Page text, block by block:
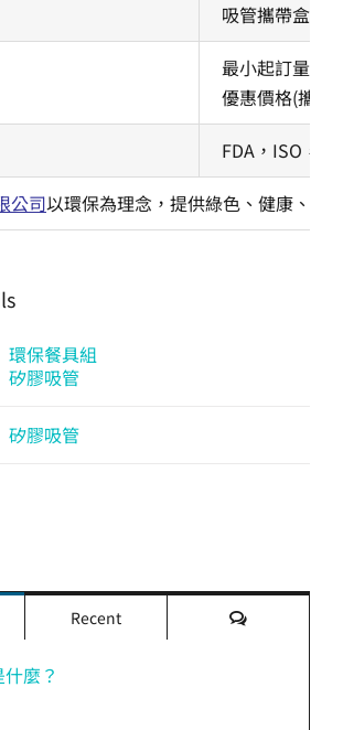
吸管攜帶盒可
最小起訂量：
優惠價格(攜帶
FDA，ISO，
公司以環保為理念，提供綠色、健康、環
環保餐具組
矽膠吸管
矽膠吸管
Recent
評
麼？